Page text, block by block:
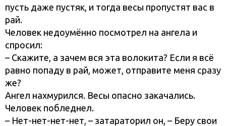
пусть даже пустяк, и тогда весы пропустят вас в
рай.
Человек недоумённо посмотрел на ангела и
спросил:
– Скажите, а зачем вся эта волокита? Если я всё
равно попаду в рай, может, отправите меня сразу
же?
Ангел нахмурился. Весы опасно закачались.
Человек побледнел.
– Нет-нет-нет-нет, – затараторил он, – Беру свои